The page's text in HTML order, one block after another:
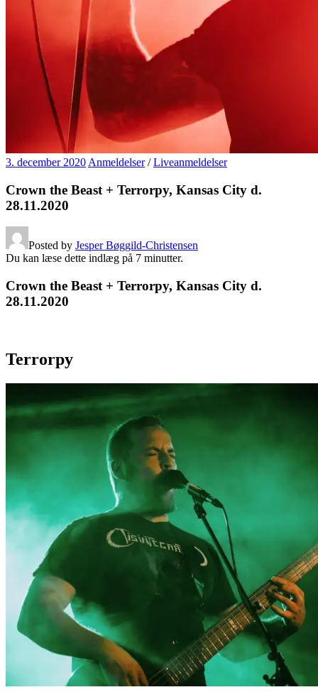
3. december 2020 Anmeldelser/Liveanmeldelser
Crown the Beast + Terrorpy, Kansas City d.
28.11.2020
Posted by Jesper Bøggild-Christensen
Du kan læse dette indlæg på 7 minutter.
Crown the Beast + Terrorpy, Kansas City d.
28.11.2020
Terrorpy